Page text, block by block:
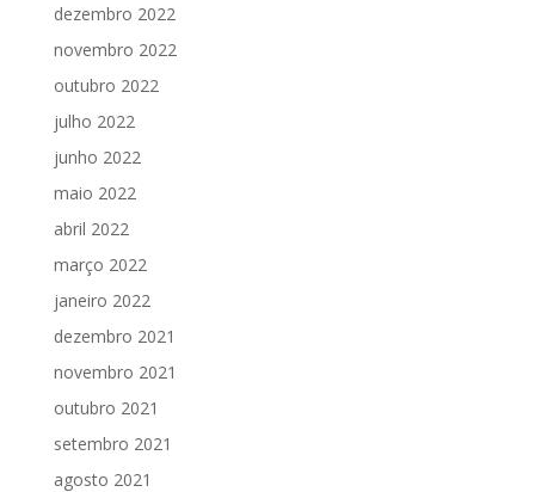
dezembro 2022
novembro 2022
outubro 2022
julho 2022
junho 2022
maio 2022
abril 2022
março 2022
janeiro 2022
dezembro 2021
novembro 2021
outubro 2021
setembro 2021
agosto 2021